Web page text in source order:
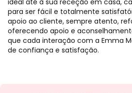
ideal até à sua receção em casa,
para ser fácil e totalmente
apoio ao cliente, sempre atento,
oferecendo apoio e
que cada interação com a Emma
de confiança e satisfação.